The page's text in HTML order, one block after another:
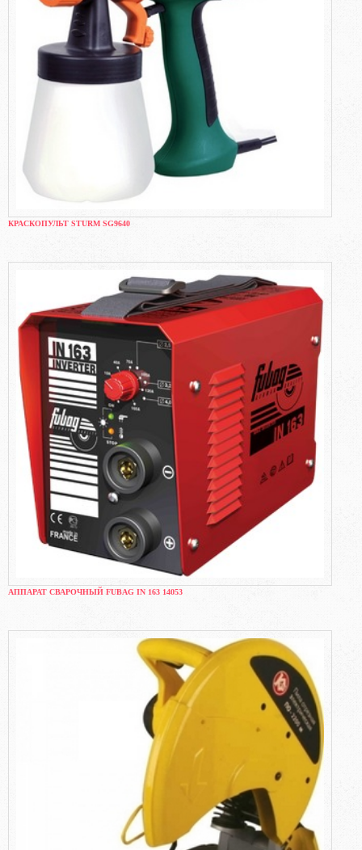
КРАСКОПУЛЬТ STURM SG9640
АППАРАТ СВАРОЧНЫЙ FUBAG IN 163 14053